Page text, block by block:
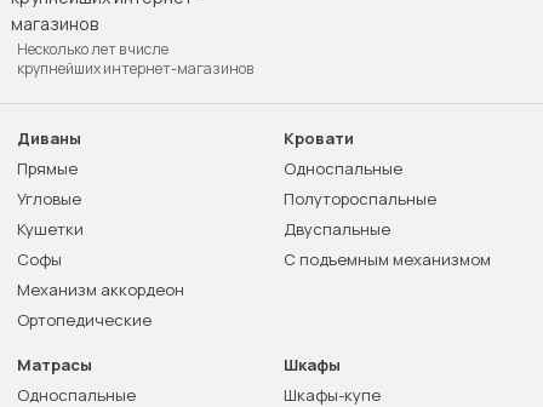
Несколько лет в числе
крупнейших интернет-магазинов
Диваны
Прямые
Угловые
Кушетки
Софы
Механизм аккордеон
Ортопедические
Кровати
Односпальные
Полутороспальные
Двуспальные
С подъемным механизмом
Матрасы
Односпальные
Шкафы
Шкафы-купе